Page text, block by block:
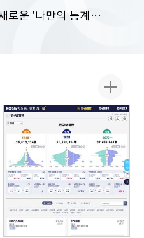
서로 다른 통계표를 조합해서 새로운 '나만의 통계표'를 만들고 싶어요.